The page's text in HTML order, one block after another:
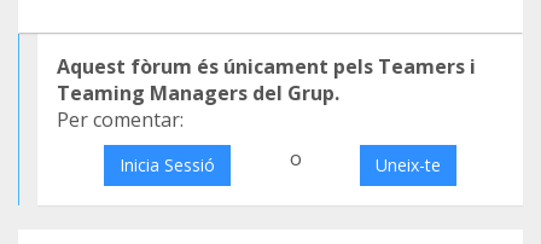
Aquest fòrum és únicament pels Teamers i
Teaming Managers del Grup.
Per comentar:
Inicia Sessió o Uneix-te